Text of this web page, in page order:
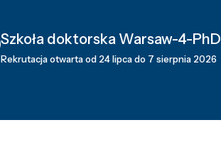
Szkoła doktorska Warsaw-4-PhD
Rekrutacja otwarta od 24 lipca do 7 sierpnia 2026